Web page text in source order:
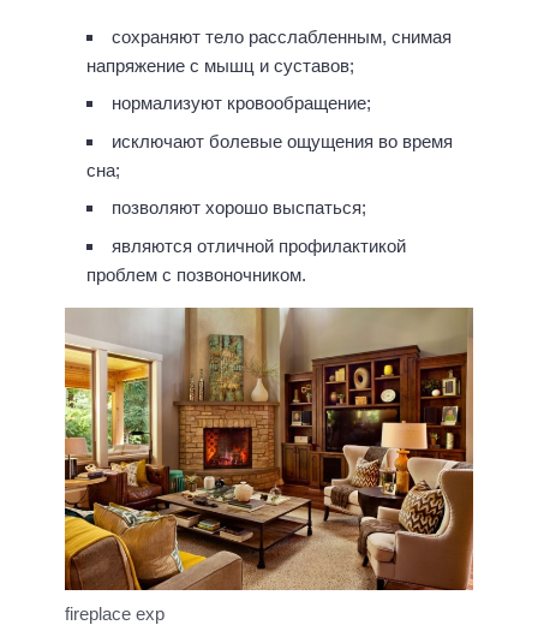
сохраняют тело расслабленным, снимая
напряжение с мышц и суставов;
нормализуют кровообращение;
исключают болевые ощущения во время
сна;
позволяют хорошо выспаться;
являются отличной профилактикой
проблем с позвоночником.
fireplace exp